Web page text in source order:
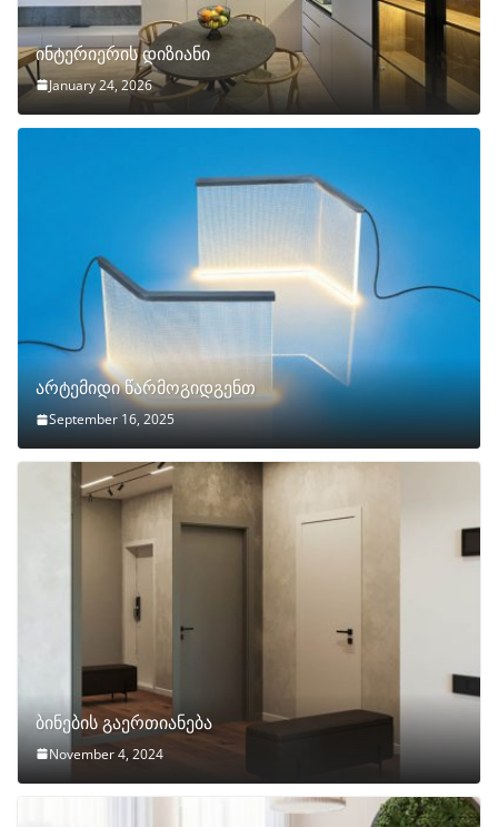
ინტერიერის დიზიანი
January 24, 2026
არტემიდი წარმოგიდგენთ
September 16, 2025
ბინების გაერთიანება
November 4, 2024